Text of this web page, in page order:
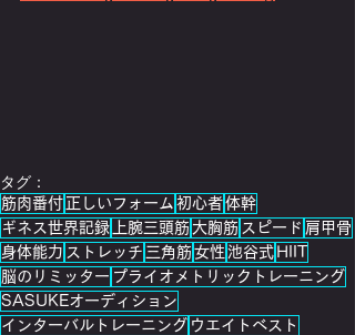
タグ：
筋肉番付 正しいフォーム 初心者体幹
ギネス世界記録
上腕三頭筋 大胸筋 スピード 肩甲骨
身体能力 ストレッチ 三角筋 女性 池谷式 HIIT
脳のリミッター プライオメトリックトレーニング
SASUKEオーディション
インターバルトレーニング ウエイトベスト